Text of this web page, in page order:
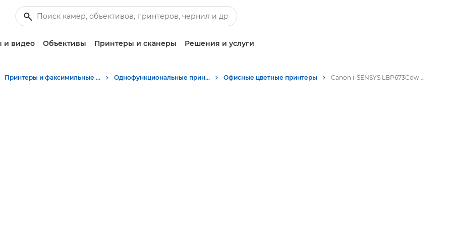
и видео Объективы Принтеры и сканеры Решения и услуги
Принтеры и факсимильные аппараты для бизнеса Однофункциональные принтеры - Canon Tajikistan Офисные цветные принтеры Canon i-SENSYS LBP673Cdw - Офисные цветные принтеры